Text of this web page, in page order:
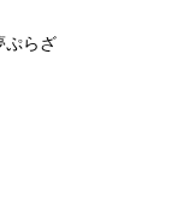
ぷらざ